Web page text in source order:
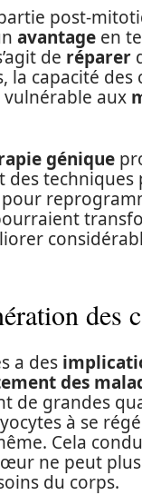
post-
avantage en
de réparer
la capacité des
aux
génique
des
des
a des
des
de grandes
à se
Cela
ne peut
du corps.